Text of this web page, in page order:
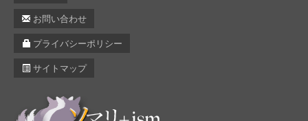
お問い合わせ
プライバシーポリシー
サイトマップ